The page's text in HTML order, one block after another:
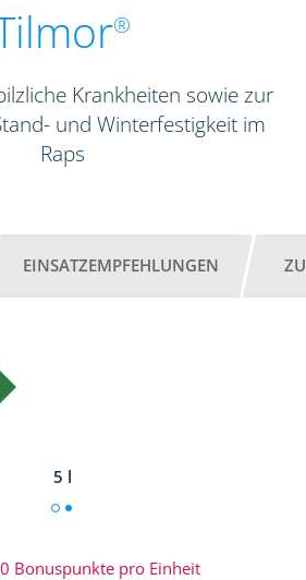
®
Krankheiten sowie zur
und Winterfestigkeit im
Raps
EINSATZEMPFEHLUNGEN
5 l
Bonuspunkte pro Einheit